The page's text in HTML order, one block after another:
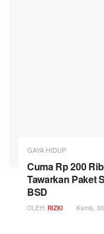
GAYA HIDUP
Cuma Rp 200
Tawarkan Paket
BSD
OLEH: RIZKI Kamis,